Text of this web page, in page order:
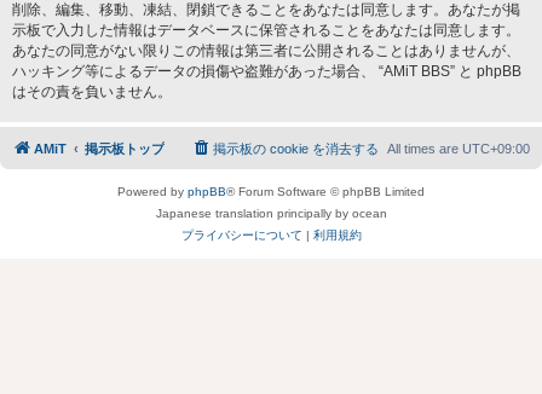
削除、編集、移動、凍結、閉鎖できることをあなたは同意します。あなたが掲
示板で入力した情報はデータベースに保管されることをあなたは同意します。
あなたの同意がない限りこの情報は第三者に公開されることはありませんが、
ハッキング等によるデータの損傷や盗難があった場合、 “AMiT BBS” と phpBB
はその責を負いません。
AMiT 掲示板トップ All times are UTC+09:00
掲示板の cookie を消去する
Powered by phpBB® Forum Software © phpBB Limited
Japanese translation principally by ocean
プライバシーについて | 利用規約